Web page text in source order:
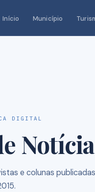
Início Município
DIGITAL
e colunas